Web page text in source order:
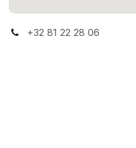
+32 81 22 28 06